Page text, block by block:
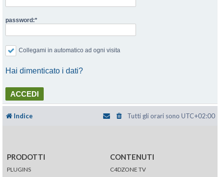
password:
Collegami in automatico ad ogni visita
Hai dimenticato i dati?
Indice Tutti gli orari sono UTC+02:00
PRODOTTI
PLUGINS
CONTENUTI
C4DZONE TV